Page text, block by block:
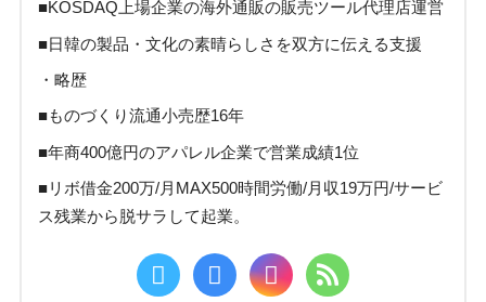
■KOSDAQ上場企業の海外通販の販売ツール代理店運営
■日韓の製品・文化の素晴らしさを双方に伝える支援
・略歴
■ものづくり流通小売歴16年
■年商400億円のアパレル企業で営業成績1位
■リボ借金200万/月MAX500時間労働/月収19万円/サービ
ス残業から脱サラして起業。